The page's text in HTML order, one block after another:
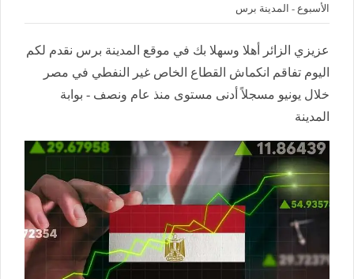
الأسبوع - المدينة برس
عزيزي الزائر أهلا وسهلا بك في موقع المدينة برس نقدم لكم
اليوم تفاقم انكماش القطاع الخاص غير النفطي في مصر
خلال يونيو مسجلاً أدنى مستوى منذ عام ونصف - بوابة
المدينة